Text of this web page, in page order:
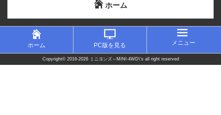
ホーム
ホーム PC版を見る メニュー
Copyright© 2016-2026 ミニヨンズ～MINI-4WD\'sall right reserved